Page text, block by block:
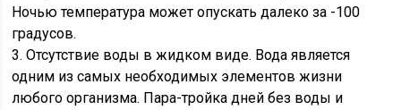
Ночью температура может опускать далеко за -100
градусов.
3. Отсутствие воды в жидком виде. Вода является
одним из самых необходимых элементов жизни
любого организма. Пара-тройка дней без воды и